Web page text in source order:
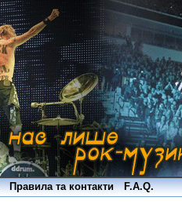
Правила та контакти F.A.Q.